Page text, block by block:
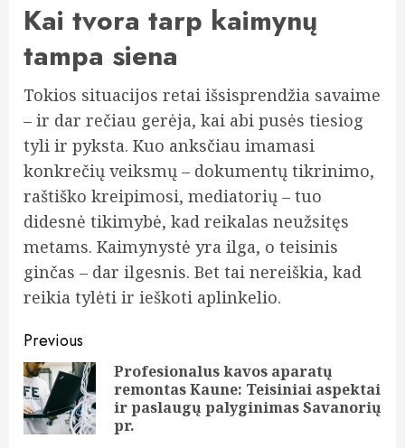
Kai tvora tarp kaimynų
tampa siena
Tokios situacijos retai išsisprendžia savaime
– ir dar rečiau gerėja, kai abi pusės tiesiog
tyli ir pyksta. Kuo anksčiau imamasi
konkrečių veiksmų – dokumentų tikrinimo,
raštiško kreipimosi, mediatorių – tuo
didesnė tikimybė, kad reikalas neužsitęs
metams. Kaimynystė yra ilga, o teisinis
ginčas – dar ilgesnis. Bet tai nereiškia, kad
reikia tylėti ir ieškoti aplinkelio.
Post
navigation
Previous
Profesionalus kavos aparatų
remontas Kaune: Teisiniai aspektai
ir paslaugų palyginimas Savanorių
pr.